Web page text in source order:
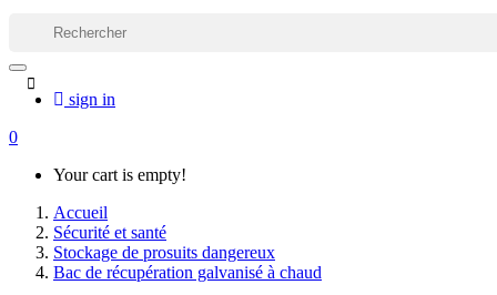
sign in
0
Your cart is empty!
Accueil
Sécurité et santé
Stockage de prosuits dangereux
Bac de récupération galvanisé à chaud